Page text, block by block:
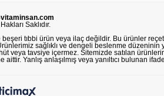
vitaminsan.com
Saklıdır.
tıbbi ürün veya ilaç değildir. Bu ürünler
sağlıklı ve dengeli beslenme düzeninin
tavsiye içermez. Sitemizde satılan
Yanlış anlaşılmış veya yanıltıcı bulunan